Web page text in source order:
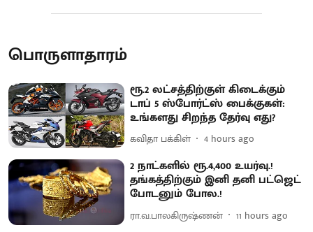
பொருளாதாரம்
ரூ.2 லட்சத்திற்குள் கிடைக்கும்
டாப் 5 ஸ்போர்ட்ஸ் பைக்குகள்:
உங்களது சிறந்த தேர்வு எது?
கவிதா பக்கிள் 4 hours ago
2 நாட்களில் ரூ.4,400 உயர்வு.!
தங்கத்திற்கும் இனி தனி பட்ஜெட்
போடனும் போல.!
ரா.வ.பாலகிருஷ்ணன் 11 hours ago